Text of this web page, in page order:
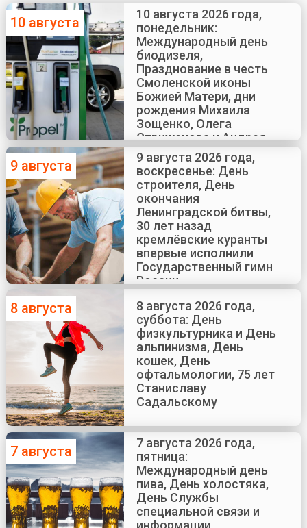
10 августа
10 августа 2026 года,
понедельник:
Международный день
биодизеля,
Празднование в честь
Смоленской иконы
Божией Матери, дни
рождения Михаила
Зощенко, Олега
Стриженова и Андрея
Краско
9 августа
9 августа 2026 года,
воскресенье: День
строителя, День
окончания
Ленинградской битвы,
30 лет назад
кремлёвские куранты
впервые исполнили
Государственный гимн
России
8 августа
8 августа 2026 года,
суббота: День
физкультурника и День
альпинизма, День
кошек, День
офтальмологии, 75 лет
Станиславу
Садальскому
7 августа
7 августа 2026 года,
пятница:
Международный день
пива, День холостяка,
День Службы
специальной связи и
информации